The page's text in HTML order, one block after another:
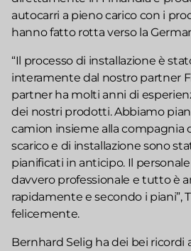
autocarri a pieno carico con i
hanno fatto rotta verso la
“Il processo di installazione è
interamente dal nostro partner
partner ha molti anni di
dei nostri prodotti. Abbiamo
camion insieme alla compagnia
scarico e di installazione sono
pianificati in anticipo. Il
davvero professionale e tutto è
rapidamente e secondo i piani”,
felicemente.
Bernhard Selig ha dei bei ricordi